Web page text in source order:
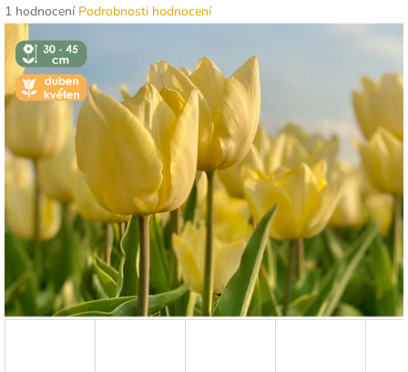
Průměrné
hodnocení
produktu
5,0
z
hvězdiček.
1 hodnocení Podrobnosti hodnocení
↕️ VÝŠKA 30
- 45 CM
🌼 KVĚT -
DUBEN-
KVĚTEN